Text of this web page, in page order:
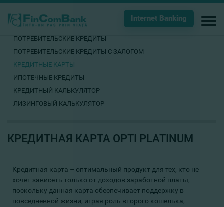
Internet Banking
ПОТРЕБИТЕЛЬСКИЕ КРЕДИТЫ
ПОТРЕБИТЕЛЬСКИЕ КРЕДИТЫ С ЗАЛОГОМ
КРЕДИТНЫЕ КАРТЫ
ИПОТЕЧНЫЕ КРЕДИТЫ
КРЕДИТНЫЙ КАЛЬКУЛЯТОР
ЛИЗИНГОВЫЙ КАЛЬКУЛЯТОР
КРЕДИТНАЯ КАРТА OPTI PLATINUM
Кредитная карта – оптимальный продукт для тех, кто не
хочет зависеть только от доходов заработной платы,
поскольку данная карта обеспечивает поддержку в
повседневной жизни, играя роль второго кошелька,